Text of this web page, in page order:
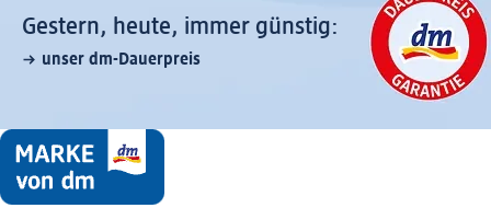
Gestern, heute, immer günstig:
unser dm-Dauerpreis